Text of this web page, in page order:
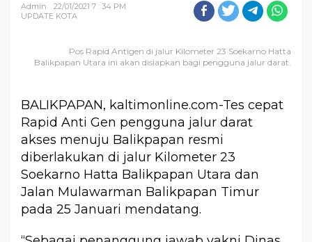
Admin
22/01/2021 7 : 34 PM
UPDATE KOTA
Pos Rapid Antigen di jalur Kilometer 23 Soekarno Hatta
Balikpapan Utara ini akan disiapkan bagi pengguna jalur darat.
BALIKPAPAN, kaltimonline.com-Tes cepat
Rapid Anti Gen pengguna jalur darat
akses menuju Balikpapan resmi
diberlakukan di jalur Kilometer 23
Soekarno Hatta Balikpapan Utara dan
Jalan Mulawarman Balikpapan Timur
pada 25 Januari mendatang.